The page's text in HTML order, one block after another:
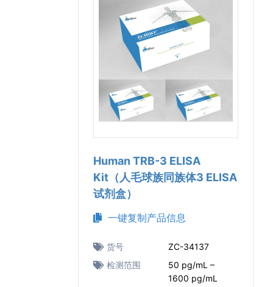
Human TRB-3 ELISA
Kit（人毛球族同族体3 ELISA
试剂盒）
一键复制产品信息
货号
ZC-34137
检测范围
50 pg/mL –
1600 pg/mL